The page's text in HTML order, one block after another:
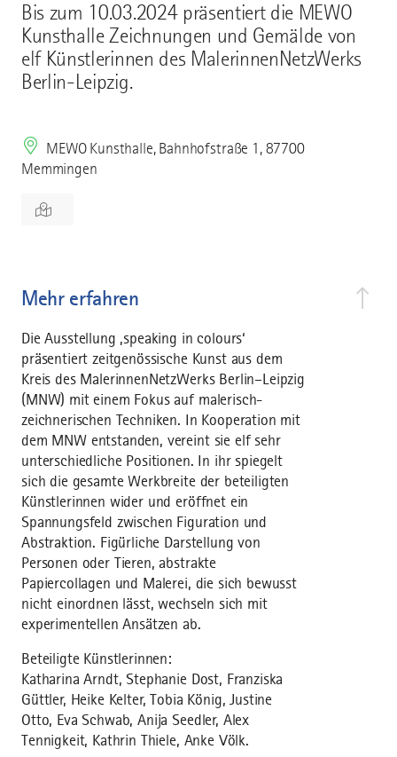
Bis zum 10.03.2024 präsentiert die MEWO
Kunsthalle Zeichnungen und Gemälde von
elf Künstlerinnen des MalerinnenNetzWerks
Berlin-Leipzig.
MEWO Kunsthalle, Bahnhofstraße 1, 87700
Memmingen
Mehr erfahren
Die Ausstellung ‚speaking in colours‘
präsentiert zeitgenössische Kunst aus dem
Kreis des MalerinnenNetzWerks Berlin–Leipzig
(MNW) mit einem Fokus auf malerisch-
zeichnerischen Techniken. In Kooperation mit
dem MNW entstanden, vereint sie elf sehr
unterschiedliche Positionen. In ihr spiegelt
sich die gesamte Werkbreite der beteiligten
Künstlerinnen wider und eröffnet ein
Spannungsfeld zwischen Figuration und
Abstraktion. Figürliche Darstellung von
Personen oder Tieren, abstrakte
Papiercollagen und Malerei, die sich bewusst
nicht einordnen lässt, wechseln sich mit
experimentellen Ansätzen ab.
Beteiligte Künstlerinnen:
Katharina Arndt, Stephanie Dost, Franziska
Güttler, Heike Kelter, Tobia König, Justine
Otto, Eva Schwab, Anija Seedler, Alex
Tennigkeit, Kathrin Thiele, Anke Völk.